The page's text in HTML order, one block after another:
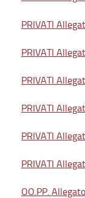
PRIVATI
PRIVATI
PRIVATI
PRIVATI
PRIVATI
PRIVATI
OO.PP.